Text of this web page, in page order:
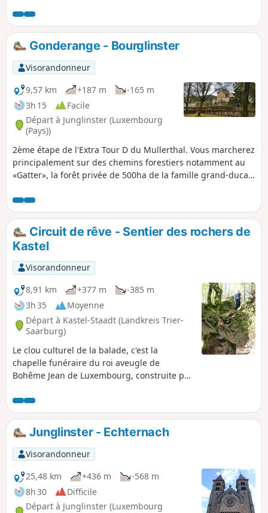
Gonderange - Bourglinster
Visorandonneur
9,57 km
+187 m
-165 m
3h 15
Facile
Départ à Junglinster (Luxembourg
(Pays))
2ème étape de l'Extra Tour D du Mullerthal. Vous marcherez
principalement sur des chemins forestiers notamment au
«Gatter», la forêt privée de 500ha de la famille grand-ducale
Bourglinster sera votre point final.
Circuit de rêve - Sentier des rochers de
Kastel
Visorandonneur
8,91 km
+377 m
-385 m
3h 35
Moyenne
Départ à Kastel-Staadt (Landkreis Trier-
Saarburg)
Le clou culturel de la balade, c'est la
chapelle funéraire du roi aveugle de
Bohême Jean de Luxembourg, construite par
promontoire rocheux au-dessus de la vallée
de la Sarre, avec une vue qui va bien au-delà
de Saarburg. Pendant presque toute la
balade, tu pourras admirer des formations
rocheuses impressionnantes et bizarres en
grès bigarré.
Junglinster - Echternach
Visorandonneur
25,48 km
+436 m
-568 m
8h 30
Difficile
Départ à Junglinster (Luxembourg